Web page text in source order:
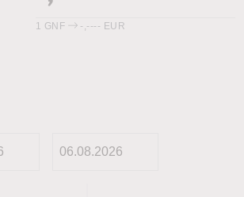
1 GNF -,---- EUR